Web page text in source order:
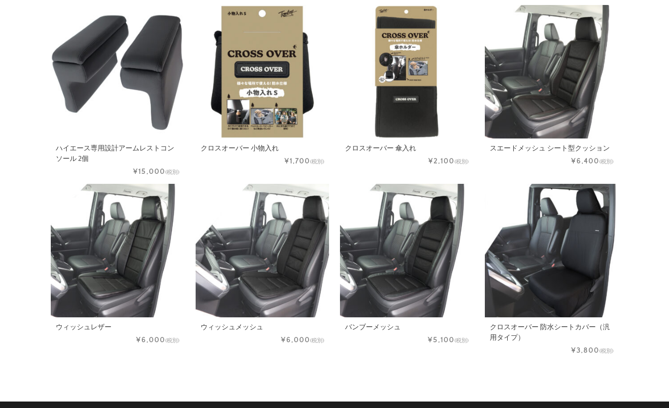
ハイエース専用設計アームレストコン
ソール 2個
¥15,000(税別)
クロスオーバー 小物入れ
¥1,700(税別)
クロスオーバー 傘入れ
¥2,100(税別)
スエードメッシュ シート型クッション
¥6,400(税別)
ウィッシュレザー
¥6,000(税別)
ウィッシュメッシュ
¥6,000(税別)
バンブーメッシュ
¥5,100(税別)
クロスオーバー 防水シートカバー（汎
用タイプ）
¥3,800(税別)